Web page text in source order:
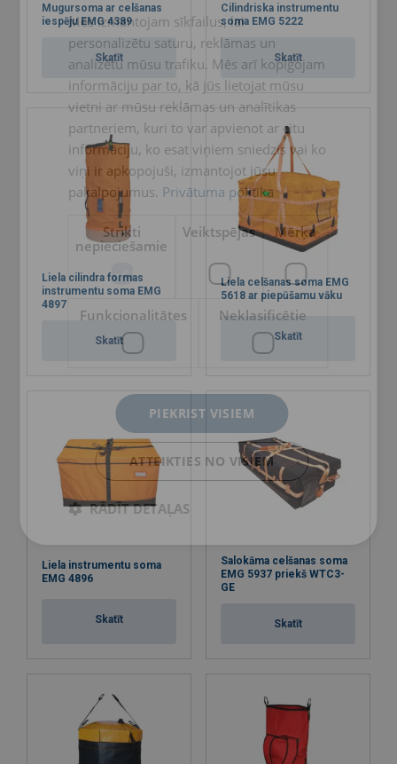
Mugursoma ar celšanas
iespēju EMG 4389
Skatīt
Cilindriska instrumentu
soma EMG 5222
Skatīt
Liela cilindra formas
instrumentu soma EMG
4897
Skatīt
Liela celšanas soma EMG
5618 ar piepūšamu vāku
Skatīt
Liela instrumentu soma
EMG 4896
Skatīt
Salokāma celšanas soma
EMG 5937 priekš WTC3-
GE
Skatīt
ENGLISH TRANSLATION
Mēs izmantojam sīkfailus, lai
personalizētu saturu, reklāmas un
analizētu mūsu trafiku. Mēs arī kopīgojam
informāciju par to, kā jūs lietojat mūsu
vietni ar mūsu reklāmas un analītikas
partneriem, kuri to var apvienot ar citu
informāciju, ko esat viņiem sniedzis vai ko
viņi ir apkopojuši, izmantojot jūsu
pakalpojumus. Privātuma politika
Strikti
nepieciešamie
Veiktspējas Mērķa
Funkcionalitātes Neklasificētie
PIEKRIST VISIEM
ATTEIKTIES NO VISIEM
RĀDĪT DETAĻAS